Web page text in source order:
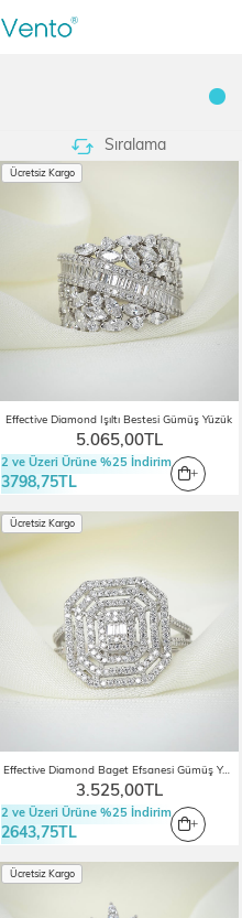
Sıralama
Effective Diamond Işıltı Bestesi Gümüş Yüzük
5.065,00TL
Ücretsiz Kargo
2 ve Üzeri Ürüne %25 İndirim
3798,75TL
Effective Diamond Baget Efsanesi Gümüş Yüzük
3.525,00TL
Ücretsiz Kargo
2 ve Üzeri Ürüne %25 İndirim
2643,75TL
Ücretsiz Kargo